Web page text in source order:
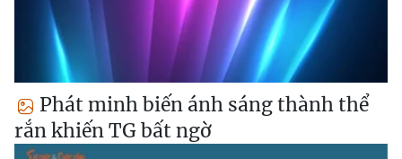
Phát minh biến ánh sáng thành thể
rắn khiến TG bất ngờ